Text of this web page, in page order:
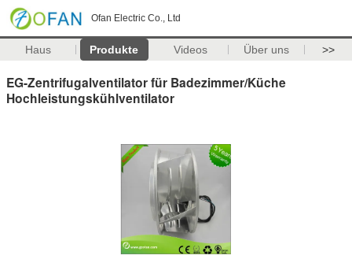
Ofan Electric Co., Ltd
Haus Produkte Videos Über uns >>
EG-Zentrifugalventilator für Badezimmer/Küche
Hochleistungskühlventilator